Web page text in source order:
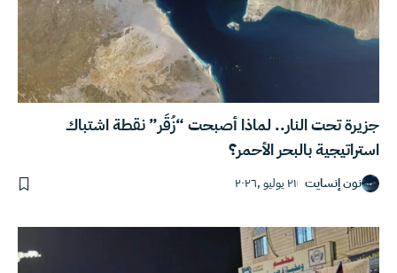
جزيرة تحت النار.. لماذا أصبحت “زُقَر” نقطة اشتباك
استراتيجية بالبحر الأحمر؟
نون إنسايت ٢١ يوليو ,٢٠٢٦